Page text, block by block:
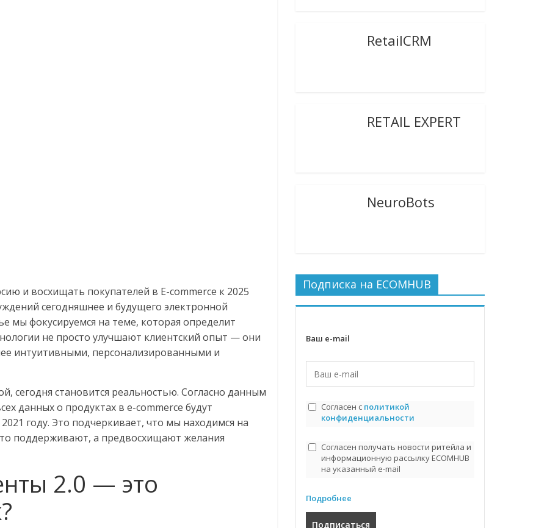
и восхищать покупателей в E-commerce к 2025
сегодняшнее и будущего электронной
мы фокусируемся на теме, которая определит
не просто улучшают клиентский опыт — они
интуитивными, персонализированными и
сегодня становится реальностью. Согласно данным
данных о продуктах в e-commerce будут
году. Это подчеркивает, что мы находимся на
поддерживают, а предвосхищают желания
2.0 — это
RetailCRM
RETAIL EXPERT
NeuroBots
Подписка на ECOMHUB
Ваш e-mail
Согласен с политикой
конфиденциальности
Согласен получать новости ритейла и
информационную рассылку ECOMHUB
на указанный e-mail
Подробнее